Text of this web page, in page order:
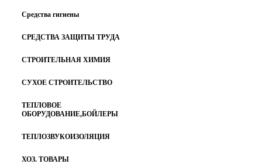
Средства гигиены
СРЕДСТВА ЗАЩИТЫ ТРУДА
СТРОИТЕЛЬНАЯ ХИМИЯ
СУХОЕ СТРОИТЕЛЬСТВО
ТЕПЛОВОЕ
ОБОРУДОВАНИЕ,БОЙЛЕРЫ
ТЕПЛОЗВУКОИЗОЛЯЦИЯ
ХОЗ. ТОВАРЫ